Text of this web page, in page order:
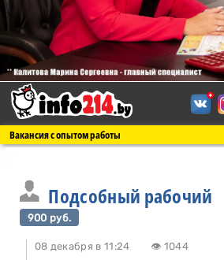
Вакансия с опытом работы
Подсобный рабочий
900 руб.
08 декабря в 11:24 👁 1044